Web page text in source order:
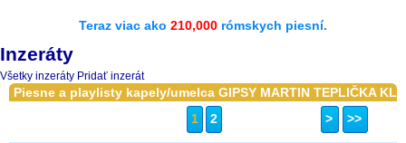
Teraz viac ako 210,000 rómskych piesní.
Inzeráty
Všetky inzeráty Pridať inzerát
Piesne a playlisty kapely/umelca GIPSY MARTIN TEPLIČKA
1
2 > >>